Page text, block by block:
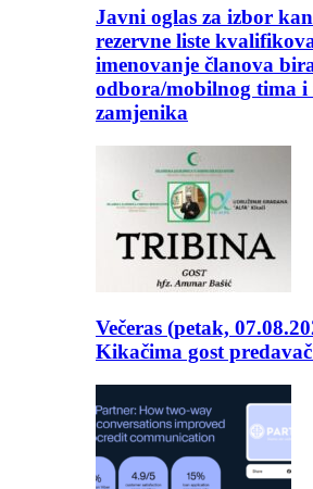
Javni oglas za izbor
rezervne liste
imenovanje članova
odbora/mobilnog tima
zamjenika
Večeras (petak,
Kikačima gost